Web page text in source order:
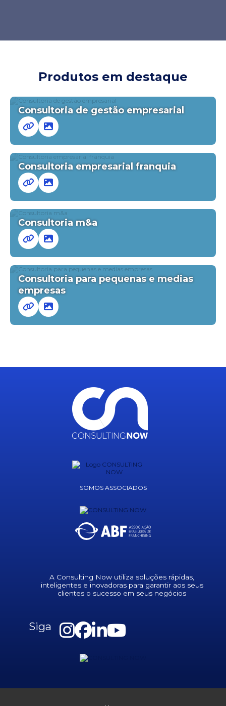
Produtos em destaque
Consultoria de gestão empresarial
Consultoria empresarial franquia
Consultoria m&a
Consultoria para pequenas e medias
empresas
SOMOS ASSOCIADOS
A Consulting Now utiliza soluções rápidas,
inteligentes e inovadoras para garantir aos seus
clientes o sucesso em seus negócios
Siga